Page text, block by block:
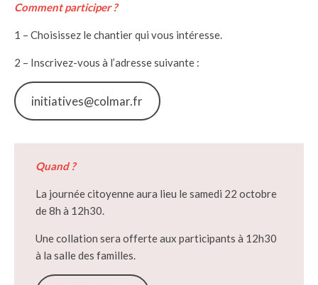
Comment participer ?
1 – Choisissez le chantier qui vous intéresse.
2 – Inscrivez-vous à l’adresse suivante :
initiatives@colmar.fr
Quand ?
La journée citoyenne aura lieu le samedi 22 octobre
de 8h à 12h30.
Une collation sera offerte aux participants à 12h30
à la salle des familles.